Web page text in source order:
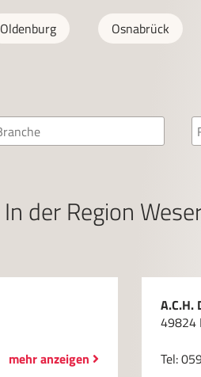
Oldenburg Osnabrück
In der Region
mehr anzeigen
49824
Tel: